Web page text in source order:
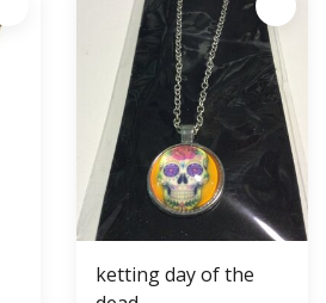
ketting day of the